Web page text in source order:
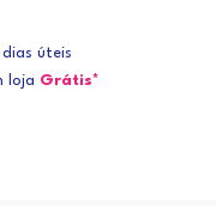
úteis
loja Grátis*